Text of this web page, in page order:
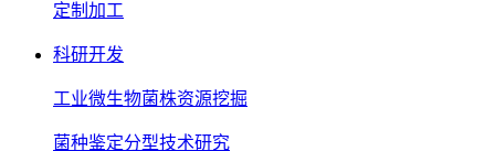
定制加工
科研开发
工业微生物菌株资源挖掘
菌种鉴定分型技术研究